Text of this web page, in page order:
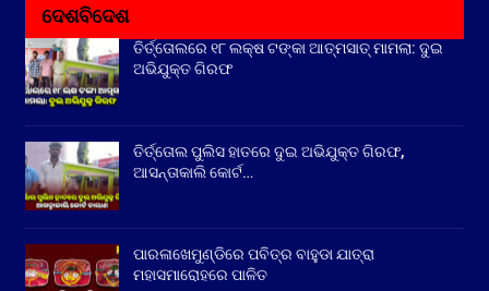
ଦେଶବିଦେଶ
ତିର୍ତ୍ତୋଲରେ ୧୮ ଲକ୍ଷ ଟଙ୍କା ଆତ୍ମସାତ୍ ମାମଲା: ଦୁଇ
ଅଭିଯୁକ୍ତ ଗିରଫ
ତିର୍ତ୍ତୋଲ ପୁଲିସ ହାତରେ ଦୁଇ ଅଭିଯୁକ୍ତ ଗିରଫ,
ଆସନ୍ତାକାଲି କୋର୍ଟ…
ପାରଳାଖେମୁଣ୍ଡିରେ ପବିତ୍ର ବାହୁଡା ଯାତ୍ରା
ମହାସମାରୋହରେ ପାଳିତ